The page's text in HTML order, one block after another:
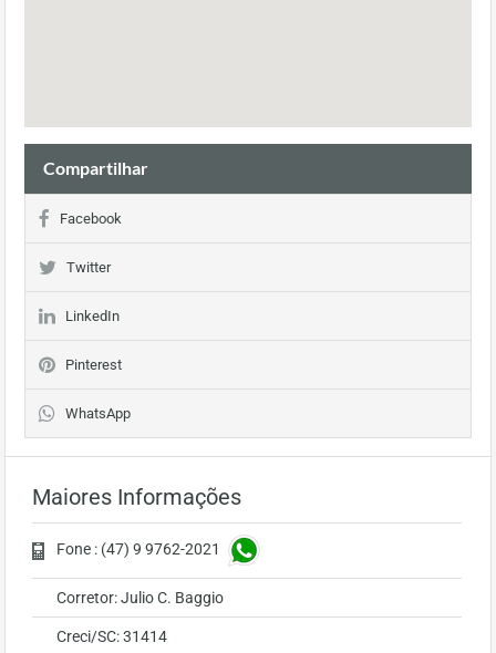
Compartilhar
Facebook
Twitter
LinkedIn
Pinterest
WhatsApp
Maiores Informações
Fone : (47) 9 9762-2021
Corretor: Julio C. Baggio
Creci/SC: 31414